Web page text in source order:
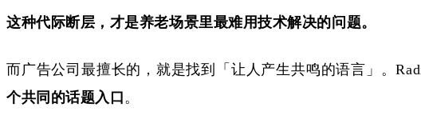
这种代际断层，才是养老场景里最难用技术解决的问题。
而 广告公司最擅长的， 就是找到「让人产生共鸣的语言」。
个共同的话题入口 。